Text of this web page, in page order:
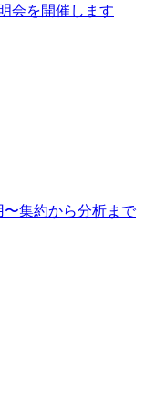
会を開催します
〜集約から分析まで